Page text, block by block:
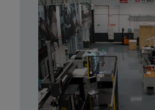
EPILOG HELIX24:
W. / Build chamber: 610
Max. resolution:
Prototyping lab: it
workbenches of 2000 x
tool carts for